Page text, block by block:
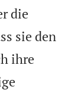
die
sie den
ihre